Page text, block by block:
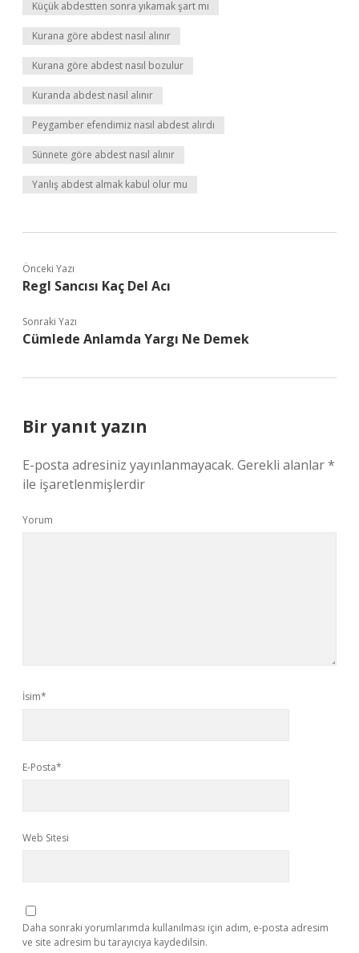
Küçük abdestten sonra yıkamak şart mı
Kurana göre abdest nasıl alınır
Kurana göre abdest nasıl bozulur
Kuranda abdest nasıl alınır
Peygamber efendimiz nasıl abdest alırdı
Sünnete göre abdest nasıl alınır
Yanlış abdest almak kabul olur mu
Önceki Yazı
Regl Sancısı Kaç Del Acı
Sonraki Yazı
Cümlede Anlamda Yargı Ne Demek
Bir yanıt yazın
E-posta adresiniz yayınlanmayacak. Gerekli alanlar*
ile işaretlenmişlerdir
Yorum
İsim*
E-Posta*
Web Sitesi
Daha sonraki yorumlarımda kullanılması için adım, e-posta adresim
ve site adresim bu tarayıcıya kaydedilsin.